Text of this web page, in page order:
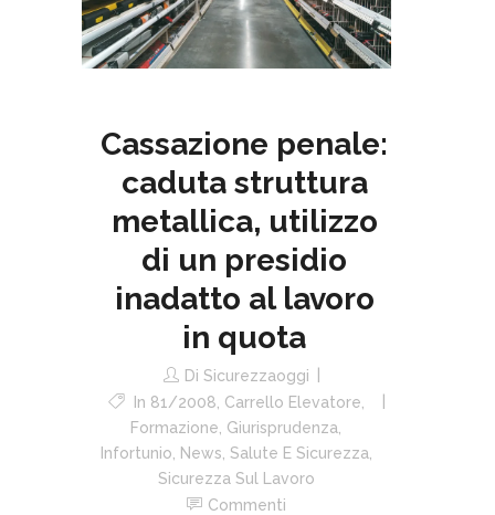
Cassazione penale:
caduta struttura
metallica, utilizzo
di un presidio
inadatto al lavoro
in quota
Di Sicurezzaoggi
In 81/2008 Carrello Elevatore
Formazione Giurisprudenza
Infortunio
News Salute E Sicurezza
Sicurezza Sul Lavoro
Commenti